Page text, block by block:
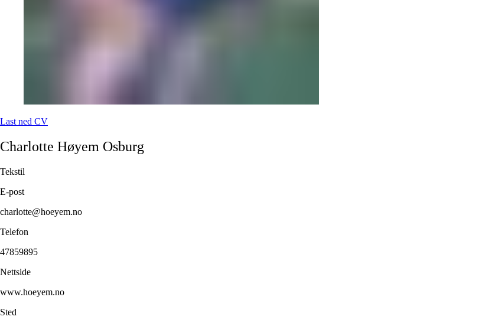
Last ned CV
Charlotte Høyem Osburg
Tekstil
E-post
charlotte@hoeyem.no
Telefon
47859895
Nettside
www.hoeyem.no
Sted